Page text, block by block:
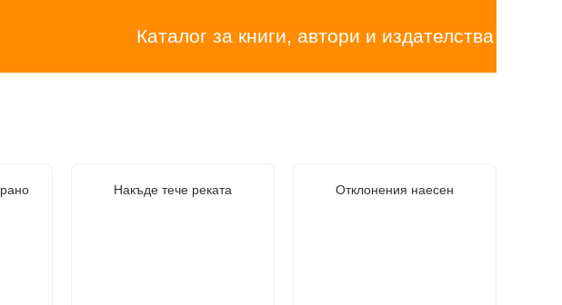
Каталог за книги, автори и издателства
Накъде тече реката Отклонения наесен